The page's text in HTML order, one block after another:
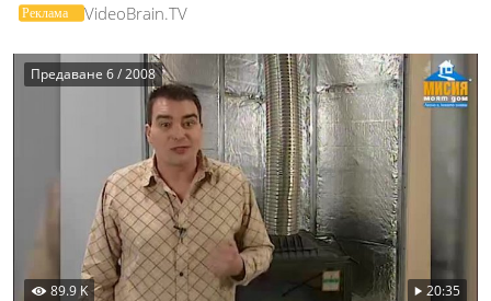
VideoBrain.TV
89.9 K 20:35
Предаване 6 / 2008